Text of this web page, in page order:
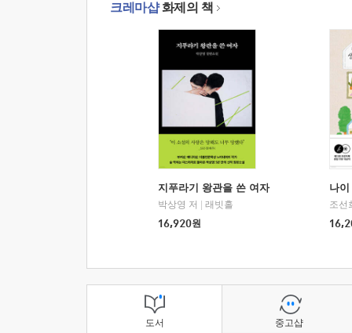
크레마샵화제의 책
지푸라기 왕관을 쓴 여자
박상영 저
래빗홀
16,920원
나
조선
도서 중고샵